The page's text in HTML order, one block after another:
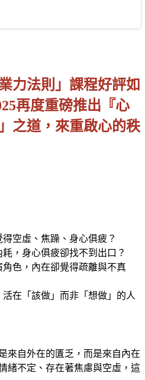
力法則」課程好評如
再度重磅推出『心
之道，來重啟心的秩
空虛、焦躁、身心俱疲？
，身心俱疲卻找不到出口？
色，內在卻覺得疏離與不真
在「該做」而非「想做」的人
來自外在的匱乏，而是來自內在
緒不定、存在著焦慮與空虛，這